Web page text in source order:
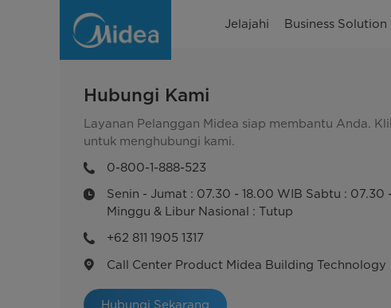
SupportMBT Jelajahi Business Solution
Hubungi Kami
Layanan Pelanggan Midea siap membantu Anda.
untuk menghubungi kami.
0-800-1-888-523
Senin - Jumat : 07.30 - 18.00 WIB Sabtu : 07.30
Minggu & Libur Nasional : Tutup
+62 811 1905 1317
Call Center Product Midea Building Technology
Hubungi Sekarang